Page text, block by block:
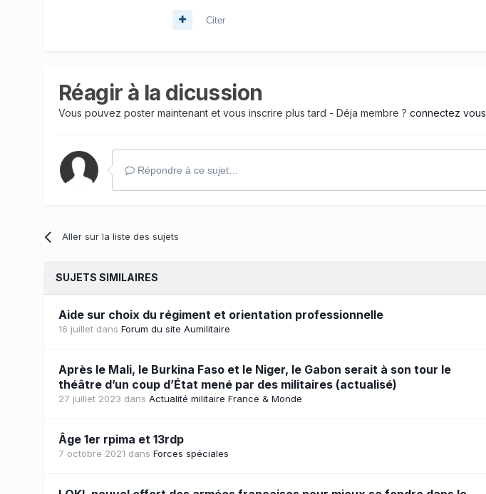
Citer
Réagir à la dicussion
Vous pouvez poster maintenant et vous inscrire plus tard - Déja membre ? connectez vous
Répondre à ce sujet…
Aller sur la liste des sujets
SUJETS SIMILAIRES
Aide sur choix du régiment et orientation professionnelle
16 juillet dans Forum du site Aumilitaire
Après le Mali, le Burkina Faso et le Niger, le Gabon serait à son tour le
théâtre d’un coup d’État mené par des militaires (actualisé)
27 juillet 2023 dans Actualité militaire France & Monde
Âge 1er rpima et 13rdp
7 octobre 2021 dans Forces spéciales